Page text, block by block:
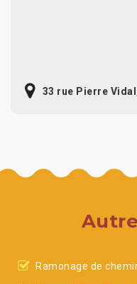
33 rue Pierre
Ramonage de